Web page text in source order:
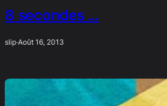
8 secondes …
slip·Août 16, 2013